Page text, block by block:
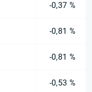
-0,37 %
-0,81 %
-0,81 %
-0,53 %